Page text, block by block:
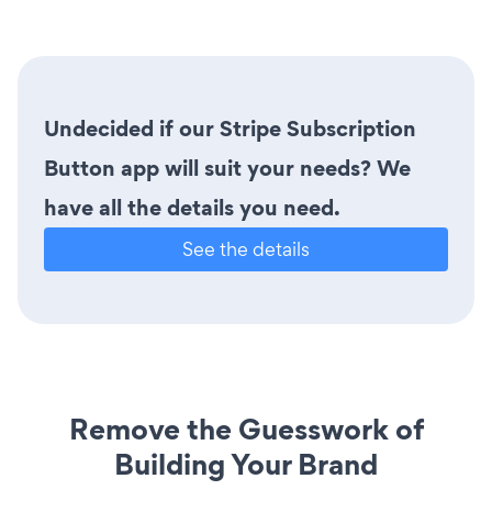
Undecided if our Stripe Subscription
Button app will suit your needs? We
have all the details you need.
See the details
Remove the Guesswork of
Building Your Brand